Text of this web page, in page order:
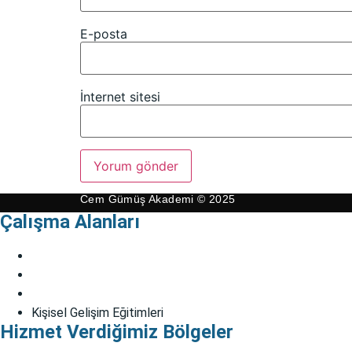
E-posta
İnternet sitesi
Cem Gümüş Akademi © 2025
Çalışma Alanları
Kişisel Gelişim Eğitimleri
Hizmet Verdiğimiz Bölgeler